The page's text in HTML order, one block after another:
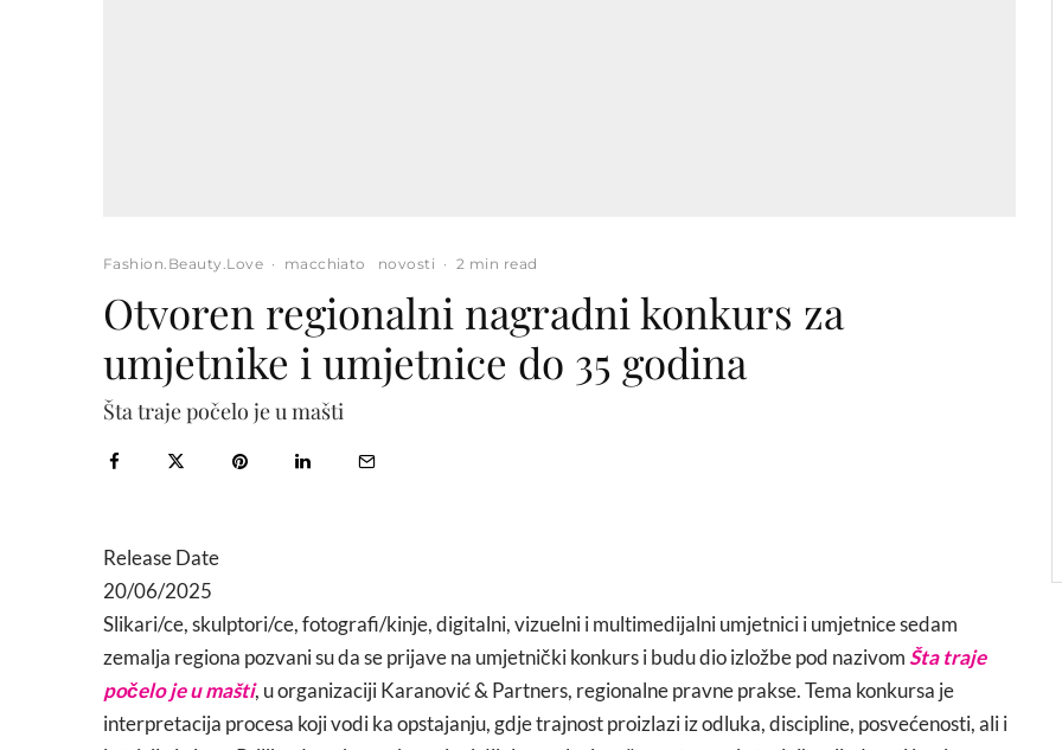
Fashion.Beauty.Love · macchiato novosti · 2 min read
Otvoren regionalni nagradni konkurs za
umjetnike i umjetnice do 35 godina
Šta traje počelo je u mašti
Release Date
20/06/2025
Slikari/ce, skulptori/ce, fotografi/kinje, digitalni, vizuelni i multimedijalni umjetnici i umjetnice sedam
zemalja regiona pozvani su da se prijave na umjetnički konkurs i budu dio izložbe pod nazivomŠta traje
počelo je u mašti, u organizaciji Karanović & Partners, regionalne pravne prakse. Tema konkursa je
interpretacija procesa koji vodi ka opstajanju, gdje trajnost proizlazi iz odluka, discipline, posvećenosti, ali i